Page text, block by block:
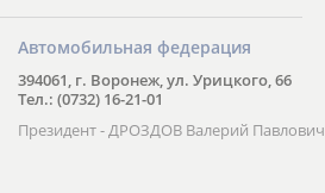
Автомобильная федерация
394061, г. Воронеж, ул. Урицкого, 66
Тел.: (0732) 16-21-01
Президент - ДРОЗДОВ Валерий Павлович